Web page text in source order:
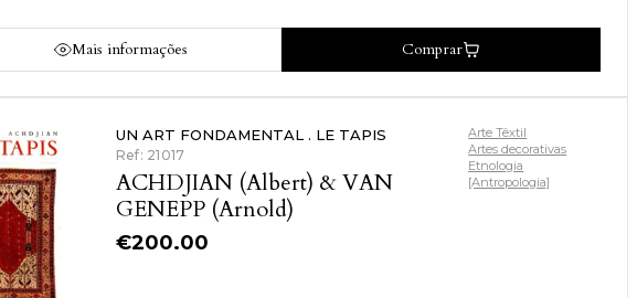
Mais informações Comprar
UN ART FONDAMENTAL . LE TAPIS
Ref: 21017
ACHDJIAN (Albert) & VAN
GENEPP (Arnold)
€200.00
Arte Têxtil
Artes decorativas
Etnologia
[Antropologia]